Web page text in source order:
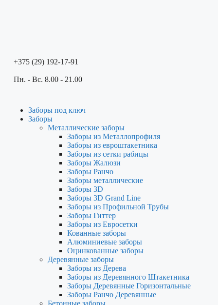
+375 (29) 192-17-91
Пн. - Вс. 8.00 - 21.00
Заборы под ключ
Заборы
Металлические заборы
Заборы из Металлопрофиля
Заборы из евроштакетника
Заборы из сетки рабицы
Заборы Жалюзи
Заборы Ранчо
Заборы металлические
Заборы 3D
Заборы 3D Grand Line
Заборы из Профильной Трубы
Заборы Гиттер
Заборы из Евросетки
Кованные заборы
Алюминиевые заборы
Оцинкованные заборы
Деревянные заборы
Заборы из Дерева
Заборы из Деревянного Штакетника
Заборы Деревянные Горизонтальные
Заборы Ранчо Деревянные
Бетонные заборы